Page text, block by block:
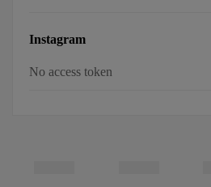
Instagram
No access token